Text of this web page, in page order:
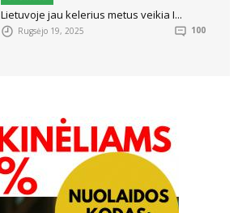
Lietuvoje jau kelerius metus veikia I...
Rugsėjo 19, 2025 100